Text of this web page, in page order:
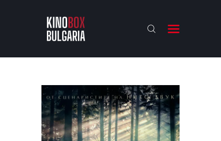
KINOBOX BULGARIA
АНАЛИЗИ
БАХТИ НАГРАДИТЕ
ИНТЕРВЮТА